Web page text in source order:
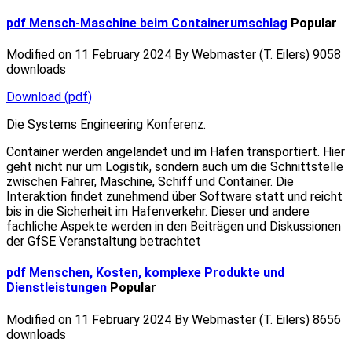
pdf Mensch-Maschine beim Containerumschlag Popular
Modified on 11 February 2024 By Webmaster (T. Eilers) 9058
downloads
Download (pdf)
Die Systems Engineering Konferenz.
Container werden angelandet und im Hafen transportiert. Hier
geht nicht nur um Logistik, sondern auch um die Schnittstelle
zwischen Fahrer, Maschine, Schiff und Container. Die
Interaktion findet zunehmend über Software statt und reicht
bis in die Sicherheit im Hafenverkehr. Dieser und andere
fachliche Aspekte werden in den Beiträgen und Diskussionen
der GfSE Veranstaltung betrachtet
pdf Menschen, Kosten, komplexe Produkte und
Dienstleistungen Popular
Modified on 11 February 2024 By Webmaster (T. Eilers) 8656
downloads